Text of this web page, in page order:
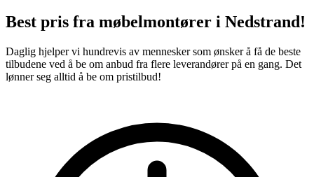
Best pris fra møbelmontører i Nedstrand!
Daglig hjelper vi hundrevis av mennesker som ønsker å få de beste
tilbudene ved å be om anbud fra flere leverandører på en gang. Det
lønner seg alltid å be om pristilbud!